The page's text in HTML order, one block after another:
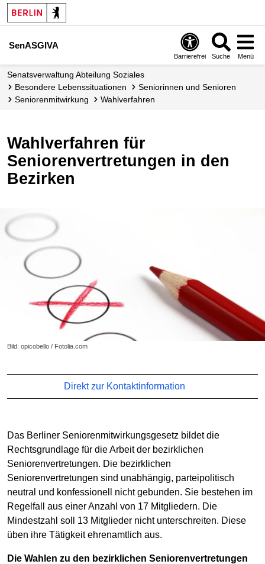
SenASGIVA
Barrierefrei Suche Menü
Senats­verwaltung Abteilung Soziales
Besondere Lebens­situationen
Seniorinnen und Senioren
Senioren­mitwirkung
Wahlverfahren
Wahlverfahren für
Seniorenvertretungen in den
Bezirken
Bild: opicobello / Fotolia.com
Direkt zur Kontaktinformation
Das Berliner Seniorenmitwirkungsgesetz bildet die
Rechtsgrundlage für die Arbeit der bezirklichen
Seniorenvertretungen. Die bezirklichen
Seniorenvertretungen sind unabhängig, parteipolitisch
neutral und konfessionell nicht gebunden. Sie bestehen im
Regelfall aus einer Anzahl von 17 Mitgliedern. Die
Mindestzahl soll 13 Mitglieder nicht unterschreiten. Diese
üben ihre Tätigkeit ehrenamtlich aus.
Die Wahlen zu den bezirklichen Seniorenvertretungen